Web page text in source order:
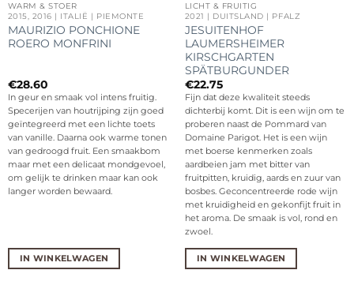
WARM & STOER
2015, 2016 | ITALIË | PIEMONTE
MAURIZIO PONCHIONE
ROERO MONFRINI
€28.60
In geur en smaak vol intens fruitig.
Specerijen van houtrijping zijn goed
geïntegreerd met een lichte toets
van vanille. Daarna ook warme tonen
van gedroogd fruit. Een smaakbom
maar met een delicaat mondgevoel,
om gelijk te drinken maar kan ook
langer worden bewaard.
IN WINKELWAGEN
LICHT & FRUITIG
2021 | DUITSLAND | PFALZ
JESUITENHOF
LAUMERSHEIMER
KIRSCHGARTEN
SPÄTBURGUNDER
€22.75
Fijn dat deze kwaliteit steeds
dichterbij komt. Dit is een wijn om te
proberen naast de Pommard van
Domaine Parigot. Het is een wijn
met boerse kenmerken zoals
aardbeien jam met bitter van
fruitpitten, kruidig, aards en zuur van
bosbes. Geconcentreerde rode wijn
met kruidigheid en gekonfijt fruit in
het aroma. De smaak is vol, rond en
zwoel.
IN WINKELWAGEN